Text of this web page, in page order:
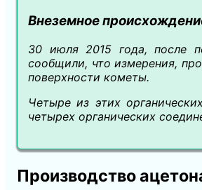
Внеземное
30 июля 2015 года, после
сообщили, что измерения,
поверхности кометы.
Четыре из этих
четырех органических
Производство